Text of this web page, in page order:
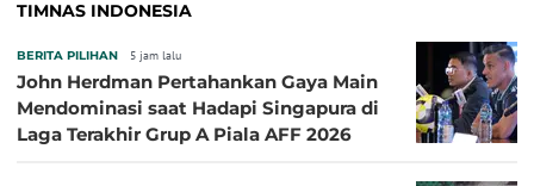
TIMNAS INDONESIA
BERITA PILIHAN 5 jam lalu
John Herdman Pertahankan Gaya Main
Mendominasi saat Hadapi Singapura di
Laga Terakhir Grup A Piala AFF 2026